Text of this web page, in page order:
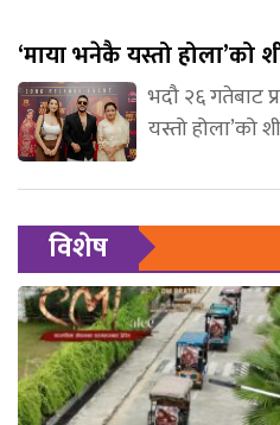
‘माया भनेकै यस्तो होला’को
भदौ २६ गतेबाट
यस्तो होला’को
विशेष